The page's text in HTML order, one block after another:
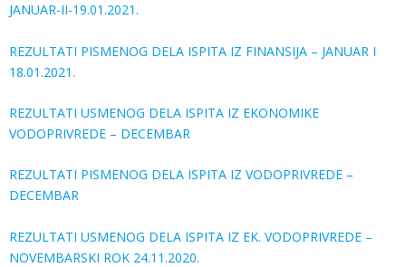
JANUAR-II-19.01.2021.
REZULTATI PISMENOG DELA ISPITA IZ FINANSIJA – JANUAR I
18.01.2021.
REZULTATI USMENOG DELA ISPITA IZ EKONOMIKE
VODOPRIVREDE – DECEMBAR
REZULTATI PISMENOG DELA ISPITA IZ VODOPRIVREDE –
DECEMBAR
REZULTATI USMENOG DELA ISPITA IZ EK. VODOPRIVREDE –
NOVEMBARSKI ROK 24.11.2020.